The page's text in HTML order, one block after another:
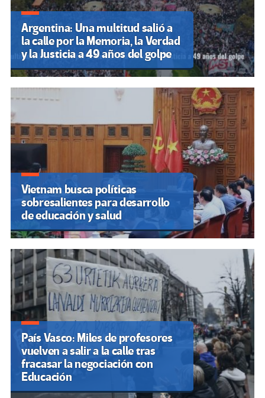
Argentina: Una multitud salió a
la calle por la Memoria, la Verdad
y la Justicia a 49 años del golpe
Vietnam busca políticas
sobresalientes para desarrollo
de educación y salud
País Vasco: Miles de profesores
vuelven a salir a la calle tras
fracasar la negociación con
Educación